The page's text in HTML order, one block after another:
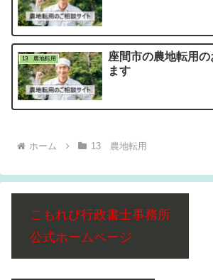
13 農地転用
座間市の農地転用
ます
ホーム 13 農地転用
こもれび行政書士事務所
公式ホームページ